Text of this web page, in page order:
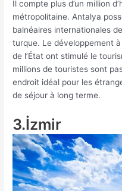
Il compte plus d’un million
métropolitaine. Antalya
balnéaires internationales
turque. Le développement
de l’État ont stimulé le
millions de touristes sont
endroit idéal pour les
de séjour à long terme.
3.İzmir